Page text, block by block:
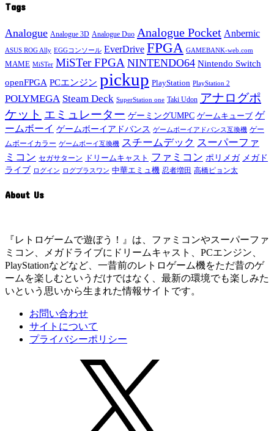
Tags
Analogue Analogue 3D Analogue Duo Analogue Pocket Anbernic
ASUS ROG Ally EGGコンソール EverDrive FPGA GAMEBANK-web.com
MAME MiSTer MiSTer FPGA NINTENDO64 Nintendo Switch
openFPGA PCエンジン pickup PlayStation PlayStation 2
POLYMEGA Steam Deck SuperStation one Taki Udon アナログポ
ケット エミュレーター ゲーミングUMPC ゲームキューブ ゲ
ームボーイ ゲームボーイアドバンス ゲームボーイアドバンス互換機 ゲー
ムボーイカラー ゲームボーイ互換機 スチームデック スーパーファ
ミコン セガサターン ドリームキャスト ファミコン ポリメガ メガド
ライブ ログイン ログプラスワン 中華エミュ機 忍者増田 高橋ピョン太
About Us
『レトロゲームで遊ぼう！』は、ファミコンやスーパーファ
ミコン、メガドライブにドリームキャスト、PCエンジン、
PlayStationなどなど、一昔前のレトロゲーム機をただ昔のゲ
ームを楽しむというだけではなく、最新の環境でも楽しみた
いという思いから生まれた情報サイトです。
お問い合わせ
サイトについて
プライバシーポリシー